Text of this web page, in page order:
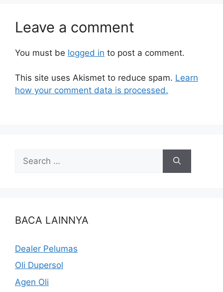
Leave a comment
You must be logged in to post a comment.
This site uses Akismet to reduce spam. Learn
how your comment data is processed.
BACA LAINNYA
Dealer Pelumas
Oli Dupersol
Agen Oli